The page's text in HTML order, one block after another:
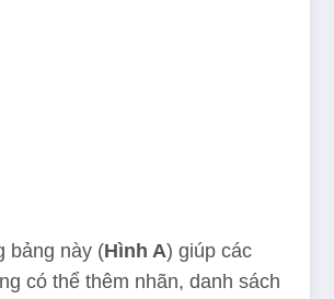
bảng này (Hình A) giúp các
có thể thêm nhãn, danh sách